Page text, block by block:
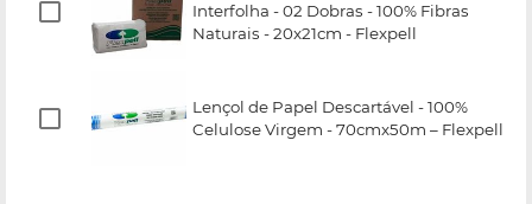
Interfolha - 02 Dobras - 100% Fibras
Naturais - 20x21cm - Flexpell
Lençol de Papel Descartável - 100%
Celulose Virgem - 70cmx50m – Flexpell